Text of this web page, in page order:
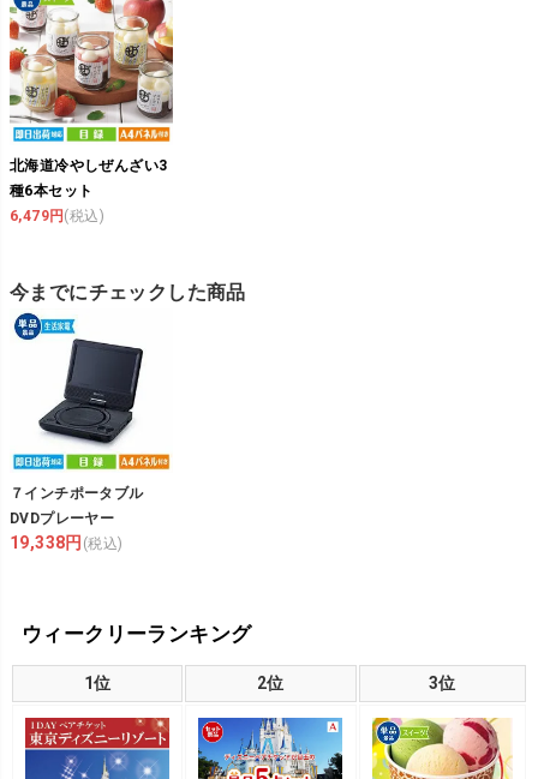
北海道冷やしぜんざい3
種6本セット
6,479円(税込)
今までにチェックした商品
７インチポータブル
DVDプレーヤー
19,338円 (税込)
ウィークリーランキング
1位 2位 3位